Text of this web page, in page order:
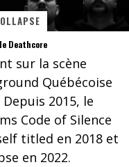
On va se le dire, Sword est de retour
La compil’ Zoo de Slam Disques est de retour
Death Note Silence - Collide and Collapse
Énorme succès pour Muse et ses shows au Québec
Muse au Centre Vidéotron de Québec
Deathcore
sur la scène
Québécoise
2015, le
Code of Silence
titled en 2018 et
en 2022.